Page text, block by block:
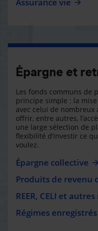
Épargne et
Les fonds communs de
principe simple : la
avec celui de nombreux
offrir, entre autres,
une large sélection de
flexibilité d’investir ce
voulez.
Épargne collective
Produits de revenu
REER, CELI et
Régimes enregistrés